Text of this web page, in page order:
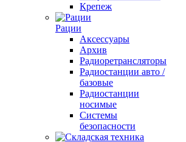
Крепеж
Рации
Аксессуары
Архив
Радиоретрансляторы
Радиостанции авто /
базовые
Радиостанции
носимые
Системы
безопасности